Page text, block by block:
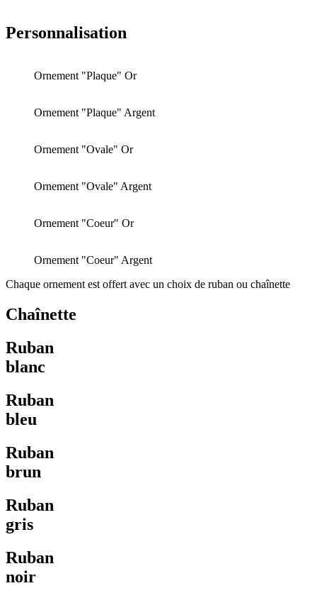
Personnalisation
Ornement "Plaque" Or
Ornement "Plaque" Argent
Ornement "Ovale" Or
Ornement "Ovale" Argent
Ornement "Coeur" Or
Ornement "Coeur" Argent
Chaque ornement est offert avec un choix de ruban ou chaînette
Chaînette
Ruban
blanc
Ruban
bleu
Ruban
brun
Ruban
gris
Ruban
noir